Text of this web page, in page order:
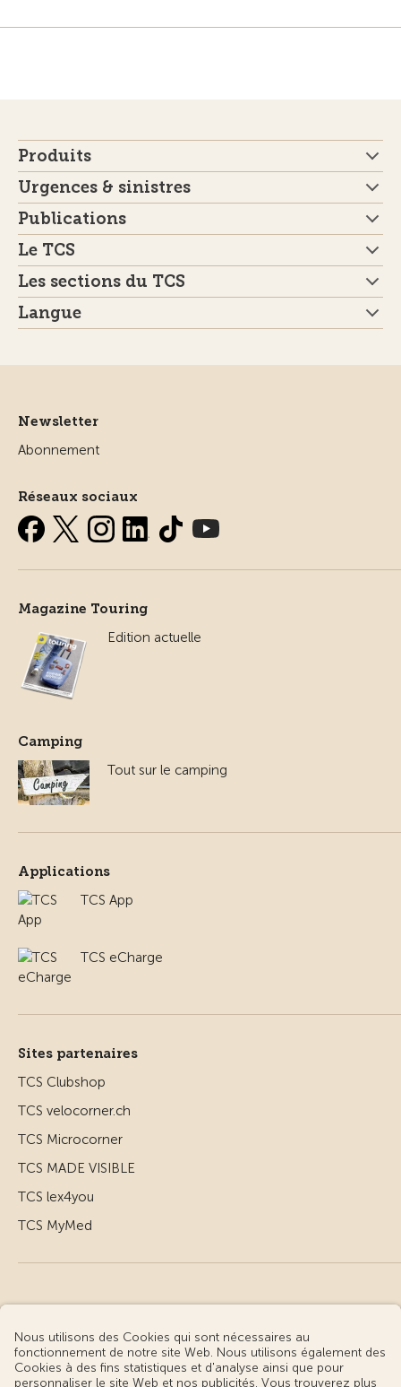
Produits
Urgences & sinistres
Publications
Le TCS
Les sections du TCS
Langue
Newsletter
Abonnement
Réseaux sociaux
Magazine Touring
Edition actuelle
Camping
Tout sur le camping
Applications
TCS App
TCS eCharge
Sites partenaires
TCS Clubshop
TCS velocorner.ch
TCS Microcorner
TCS MADE VISIBLE
TCS lex4you
TCS MyMed